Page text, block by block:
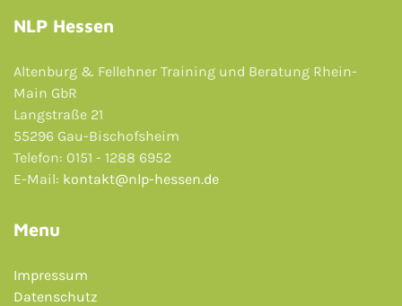
NLP Hessen
Altenburg & Fellehner Training und Beratung Rhein-
Main GbR
Langstraße 21
55296 Gau-Bischofsheim
Telefon: 0151 - 1288 6952
E-Mail: kontakt@nlp-hessen.de
Menu
Impressum
Datenschutz